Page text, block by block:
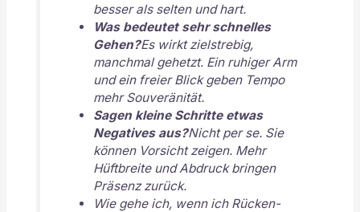
besser als selten und hart.
Was bedeutet sehr schnelles
Gehen?Es wirkt zielstrebig,
manchmal gehetzt. Ein ruhiger Arm
und ein freier Blick geben Tempo
mehr Souveränität.
Sagen kleine Schritte etwas
Negatives aus?Nicht per se. Sie
können Vorsicht zeigen. Mehr
Hüftbreite und Abdruck bringen
Präsenz zurück.
Wie gehe ich, wenn ich Rücken-